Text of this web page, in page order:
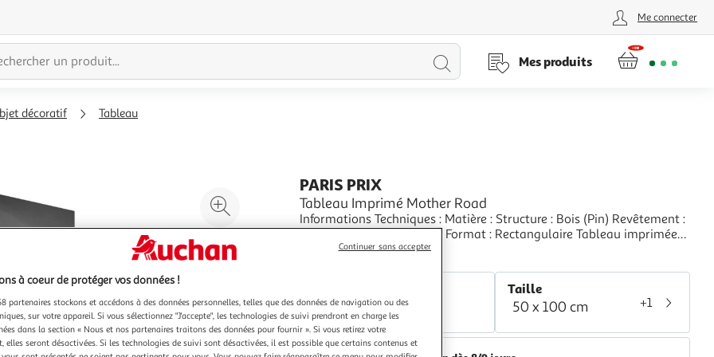
Me connecter
Lancer
Mes produits
décoratif Tableau
Agrandir
l'illustration
à
200%
Réduire
l'illustration
100
%
le
produit
PARIS PRIX
Tableau Imprimé Mother Road
Informations Techniques : Matière : Structure : Bois (Pin) Revêtement :
Toile Intissée Spécificités : Format : Rectangulaire Tableau imprimée
sur toile Impression Full HD Haute Résolution 360 dpi Garantie une
En savoir +
Multicolore
Taille
50 x 100 cm +1
à coeur de protéger vos données !
partenaires stockons et accédons à des données personnelles, telles que des données de navigation ou des
sur votre appareil. Si vous sélectionnez "J'accepte", les technologies de suivi prendront en charge les
dans la section « Nous et nos partenaires traitons des données pour fournir ». Si vous retirez votre
elles seront désactivées. Si les technologies de suivi sont désactivées, il est possible que certains contenus et
Continuer sans accepter